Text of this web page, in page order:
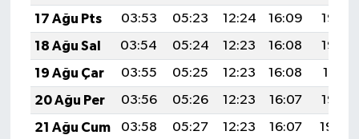
17 Ağu Pts
03:53 05:23 12:24 16:09
19:14
18 Ağu Sal
03:54 05:24 12:23 16:08
19:12
19 Ağu Çar
03:55 05:25 12:23 16:08
19:11
20 Ağu Per
03:56 05:26 12:23 16:07
19:10
21 Ağu Cum
03:58 05:27 12:23 16:07
19:08